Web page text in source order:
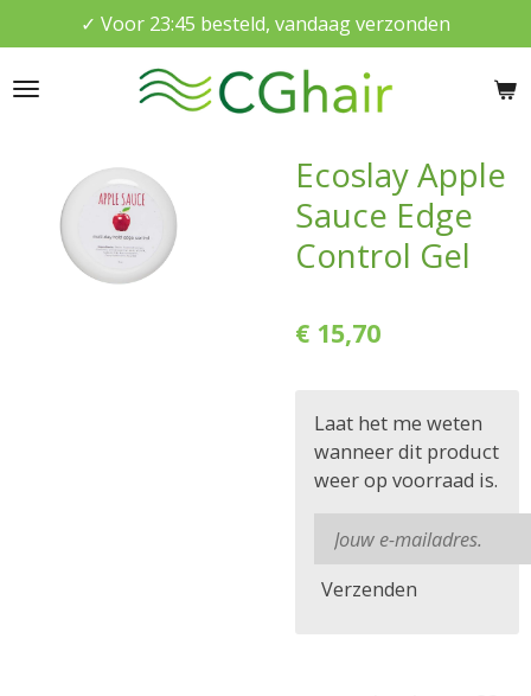
direct
naar
✓ Voor 23:45 besteld, vandaag verzonden
Ecoslay Apple
Sauce Edge
Control Gel
€ 15,70
Laat het me weten
wanneer dit product
weer op voorraad is.
Verzenden